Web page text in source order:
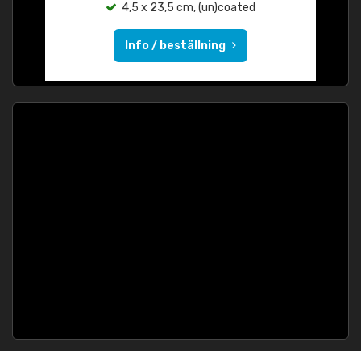
4,5 x 23,5 cm, (un)coated
Info / beställning